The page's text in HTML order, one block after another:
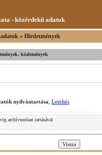
- közérdekű adatok
» Hirdetmények
közlemények
nyilvántartása Letöltés
archívumban tartásával